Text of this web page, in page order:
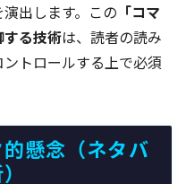
出します。この 「コマ
る技術は、読者の読み
トロールする上で必須
懸念（ネタバ